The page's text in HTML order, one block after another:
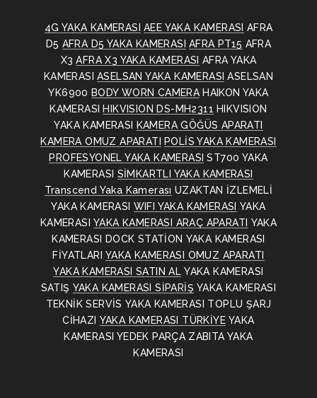
4G YAKA KAMERASI AEE YAKA KAMERASI AFRA
D5 AFRA D5 YAKA KAMERASI AFRA PT15 AFRA
X3 AFRA X3 YAKA KAMERASI AFRA YAKA
KAMERASI ASELSAN YAKA KAMERASI ASELSAN
YK6900 BODY WORN CAMERA HAIKON YAKA
KAMERASI
HIKVISION DS-MH2311 HIKVISION
YAKA KAMERASI
KAMERA GÖĞÜS APARATI
KAMERA OMUZ APARATI
POLİS YAKA KAMERASI
PROFESYONEL YAKA KAMERASI ST700 YAKA
KAMERASI SİMKARTLI YAKA KAMERASI
Transcend Yaka Kamerası UZAKTAN İZLEMELİ
YAKA KAMERASI WIFI YAKA KAMERASI YAKA
KAMERASI YAKA KAMERASI ARAÇ APARATI YAKA
KAMERASI DOCK STATİON YAKA KAMERASI
FİYATLARI YAKA KAMERASI OMUZ APARATI
YAKA KAMERASI SATIN AL YAKA KAMERASI
SATIŞ YAKA KAMERASI SİPARİŞ YAKA KAMERASI
TEKNİK SERVİS YAKA KAMERASI TOPLU ŞARJ
CİHAZI YAKA KAMERASI TÜRKİYE YAKA
KAMERASI YEDEK PARÇA ZABITA YAKA
KAMERASI